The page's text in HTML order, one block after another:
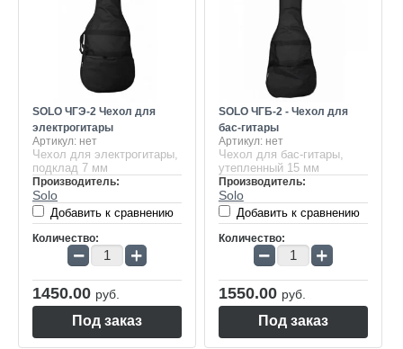
SOLO ЧГЭ-2 Чехол для
электрогитары
Артикул: нет
Чехол для электрогитары,
подклад 7 мм
Производитель:
Solo
Добавить к сравнению
Количество:
− +
1450.00 руб.
Под заказ
SOLO ЧГБ-2 - Чехол для
бас-гитары
Артикул:нет
Чехол для бас-гитары,
утепленный 15 мм
Производитель:
Solo
Добавить к сравнению
Количество:
− +
1550.00 руб.
Под заказ